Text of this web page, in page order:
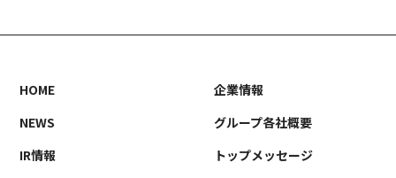
HOME
NEWS
IR情報
企業情報
グループ各社概要
トップメッセージ